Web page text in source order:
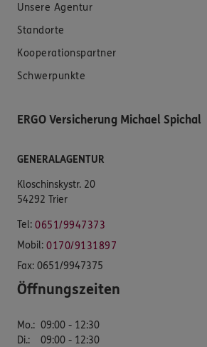
Unsere Agentur
Standorte
Kooperationspartner
Schwerpunkte
ERGO Versicherung Michael Spichal
GENERALAGENTUR
Kloschinskystr. 20
54292 Trier
Tel: 0651/9947373
Mobil: 0170/9131897
Fax: 0651/9947375
Öffnungszeiten
Mo.: 09:00 - 12:30
Di.:
09:00 - 12:30